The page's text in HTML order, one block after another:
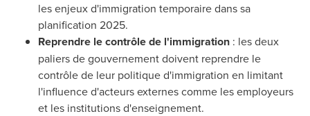
les enjeux d'immigration temporaire dans sa
planification 2025.
Reprendre le contrôle de l'immigration : les deux
paliers de gouvernement doivent reprendre le
contrôle de leur politique d'immigration en limitant
l'influence d'acteurs externes comme les employeurs
et les institutions d'enseignement.